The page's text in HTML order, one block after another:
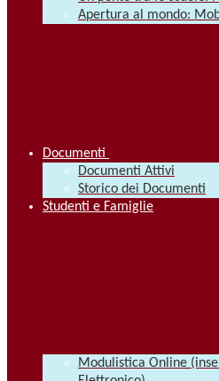
Apertura al mondo:
Documenti
Documenti Attivi
Storico dei Documenti
Studenti e Famiglie
Modulistica Online